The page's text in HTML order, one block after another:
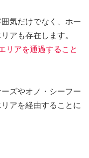
気だけでなく、ホー
アも存在します。
リアを通過すること
ズやオノ・シーフー
アを経由することに